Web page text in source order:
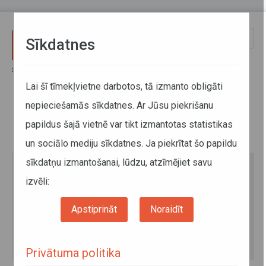
Sākums
Pieteikšanās Bērniem drošas
pārvietošanās dienas vebināram
Sīkdatnes
Lai šī tīmekļvietne darbotos, tā izmanto obligāti
nepieciešamās sīkdatnes. Ar Jūsu piekrišanu
papildus šajā vietnē var tikt izmantotas statistikas
un sociālo mediju sīkdatnes. Ja piekrītat šo papildu
sīkdatņu izmantošanai, lūdzu, atzīmējiet savu
izvēli:
Apstiprināt Noraidīt
Privātuma politika